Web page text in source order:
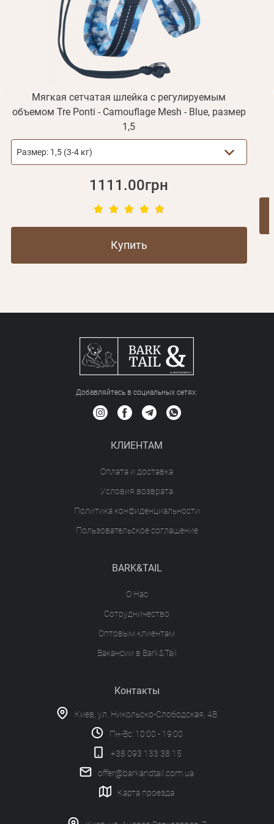
Мягкая сетчатая шлейка с регулируемым
объемом Tre Ponti - Camouflage Mesh - Blue, размер
1,5
Размер: 1,5 (3-4 кг)
1111.00грн
Купить
Добавляйтесь в социальных сетяx:
КЛИЕНТАМ
Оплата и доставка
Условия возврата
Политика конфиденциальности
Пользовательское соглашение
BARK&TAIL
О Нас
Сотрудничество
Оптовым клиентам
Вакансии в Bark&Tail
Контакты
Киев, ул. Никольско-Слободская, 4В
Пн-Вс: 10:00 - 19:00
+38 093 133 38 15
offer@barkandtail.com.ua
Карта проезда
Отправить
Регистрация
или с помощью
Зарегистрироваться
Отправить
Вспомнили пароль?
Не пришло письмо?
Повторить отправку
ваша учетная запись не подтверждена